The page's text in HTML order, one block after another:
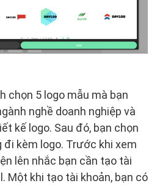
chọn 5 logo mẫu mà bạn
nghề doanh nghiệp và
kế logo. Sau đó, bạn chọn
kèm logo. Trước khi xem
lên nhắc bạn cần tạo tài
Một khi tạo tài khoản, bạn có